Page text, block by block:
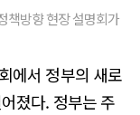
책방향 현장 설명회가
에서 정부의 새로
졌다. 정부는 주